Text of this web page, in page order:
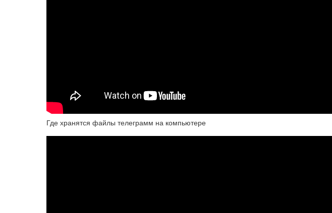
Где хранятся файлы телеграмм на компьютере